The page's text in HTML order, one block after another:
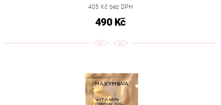
405 Kč bez DPH
490 Kč